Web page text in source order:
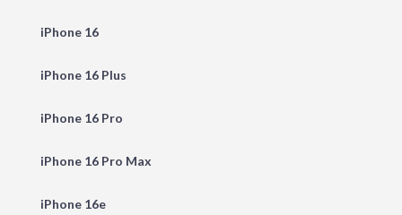
iPhone 16
iPhone 16 Plus
iPhone 16 Pro
iPhone 16 Pro Max
iPhone 16e